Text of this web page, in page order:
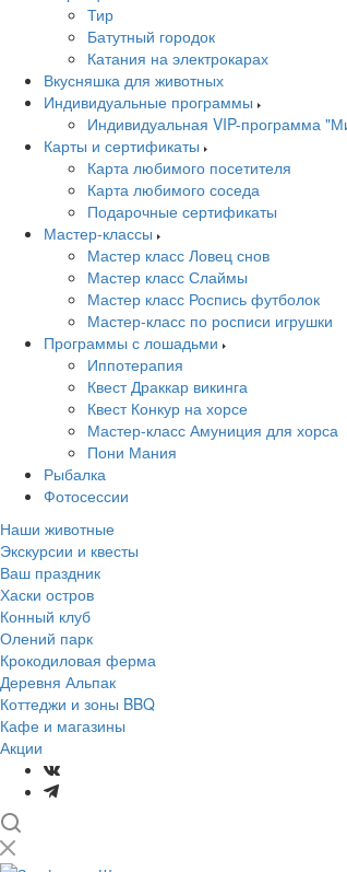
Тир
Батутный городок
Катания на электрокарах
Вкусняшка для животных
Индивидуальные программы
Индивидуальная VIP-программа
Карты и сертификаты
Карта любимого посетителя
Карта любимого соседа
Подарочные сертификаты
Мастер-классы
Мастер класс Ловец снов
Мастер класс Слаймы
Мастер класс Роспись футболок
Мастер-класс по росписи игрушки
Программы с лошадьми
Иппотерапия
Квест Драккар викинга
Квест Конкур на хорсе
Мастер-класс Амуниция для хорса
Пони Мания
Рыбалка
Фотосессии
Наши животные
Экскурсии и квесты
Ваш праздник
Хаски остров
Конный клуб
Олений парк
Крокодиловая ферма
Деревня Альпак
Коттеджи и зоны BBQ
Кафе и магазины
Акции